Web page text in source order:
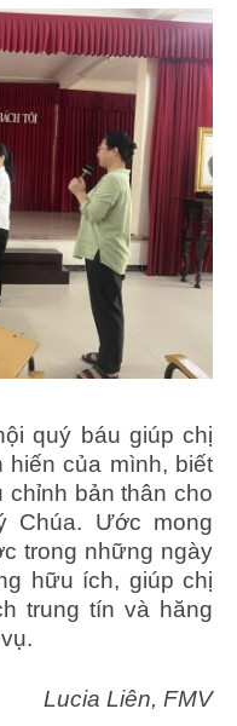
quý báu giúp chị
hiến của mình, biết
chỉnh bản thân cho
Chúa. Ước mong
trong những ngày
hữu ích, giúp chị
trung tín và hăng
Lucia Liên, FMV